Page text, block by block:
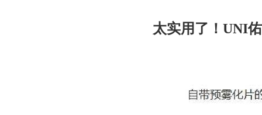
太实用了！UNI